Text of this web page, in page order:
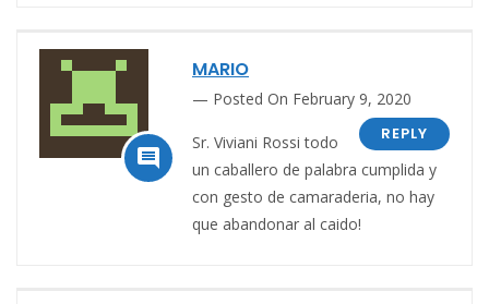

MARIO
Posted On February 9, 2020
REPLY
Sr. Viviani Rossi todo
un caballero de palabra cumplida y
con gesto de camaraderia, no hay
que abandonar al caido!